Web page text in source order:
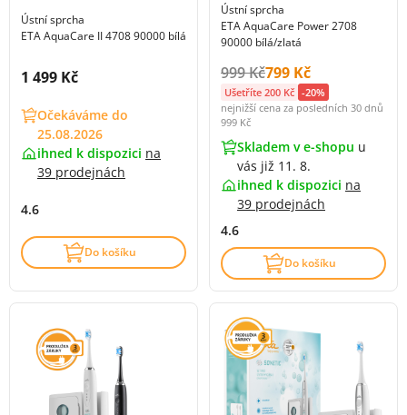
Ústní sprcha
ETA AquaCare II 4708 90000 bílá
Cena s DPH:
1 499 Kč
Očekáváme do
25.08.2026
ihned k dispozici na
39 prodejnách
4.6
Do košíku
Ústní sprcha
ETA AquaCare Power 2708
90000 bílá/zlatá
Původní cena s DPH:
999 KčCena s DPH:
799 Kč
Ušetříte 200 Kč -20%
nejnižší cena za posledních 30 dnů
999 Kč
Skladem v e-shopu u
vás již 11. 8.
ihned k dispozici na
39 prodejnách
4.6
Do košíku